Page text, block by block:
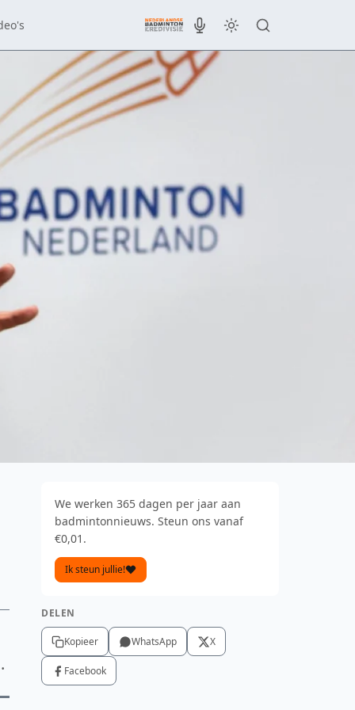
We werken 365 dagen per jaar aan
badmintonnieuws. Steun ons vanaf
€0,01.
Ik steun jullie!
DELEN
Kopieer WhatsApp X
Facebook